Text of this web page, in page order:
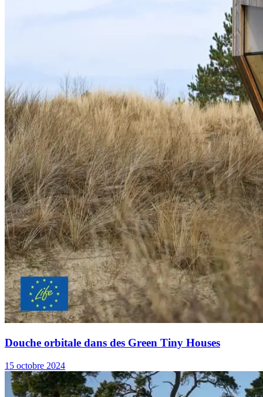
Douche orbitale dans des Green Tiny Houses
15 octobre 2024